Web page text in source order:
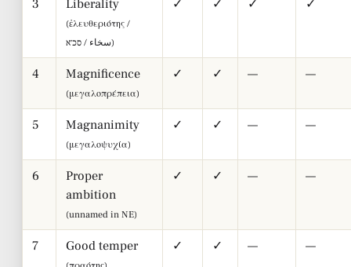
3 Liberality
(ἐλευθεριότης /
سخاء / סכ׳א)
✓ ✓ ✓ ✓
4 Magnificence
(μεγαλοπρέπεια)
✓ ✓ — —
5 Magnanimity
(μεγαλοψυχία)
✓ ✓ — —
6
Proper
ambition
(unnamed in NE)
✓ ✓ — —
7 Good temper ✓ ✓ — —